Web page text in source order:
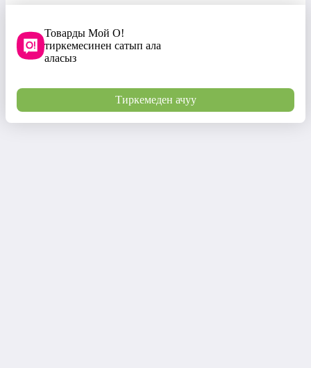
Товарды Мой О!
тиркемесинен сатып ала
аласыз
Тиркемеден ачуу